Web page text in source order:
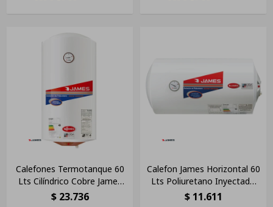
Calefones Termotanque 60
Lts Cilíndrico Cobre James
Blanco
$ 23.736
Calefon James Horizontal 60
Lts Poliuretano Inyectado
Color Blanco
$ 11.611